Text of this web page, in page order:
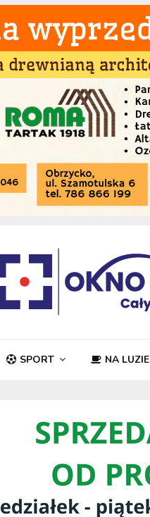
SPORT NA LUZIE